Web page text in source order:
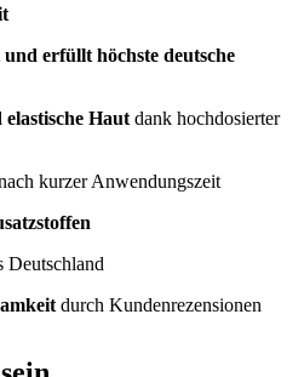
erfüllt höchste deutsche
Hautdank hochdosierter
kurzer Anwendungszeit
Deutschland
durch Kundenrezensionen